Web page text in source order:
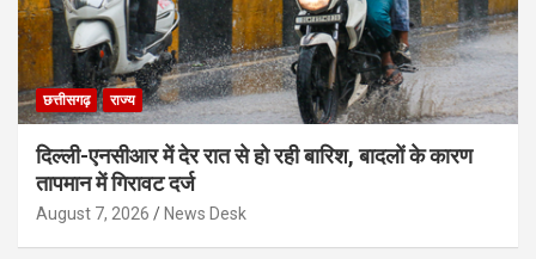
छत्तीसगढ़ राज्य
दिल्ली-एनसीआर में देर रात से हो रही बारिश, बादलों के कारण
तापमान में गिरावट दर्ज
August 7, 2026 News Desk